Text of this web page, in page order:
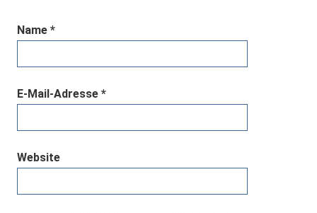
Name *
E-Mail-Adresse *
Website